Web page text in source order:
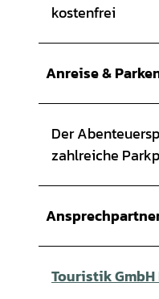
kostenfrei
Anreise &
Der
zahlreiche
Touristik